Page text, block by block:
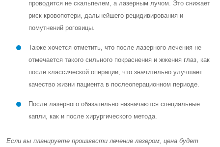
проводится не скальпелем, а лазерным лучом. Это снижает
риск кровопотери, дальнейшего рецидивирования и
помутнений роговицы.
Также хочется отметить, что после лазерного лечения не
отмечается такого сильного покраснения и жжения глаз, как
после классической операции, что значительно улучшает
качество жизни пациента в послеоперационном периоде.
После лазерного обязательно назначаются специальные
капли, как и после хирургического метода.
Если вы планируете произвести лечение лазером, цена будет